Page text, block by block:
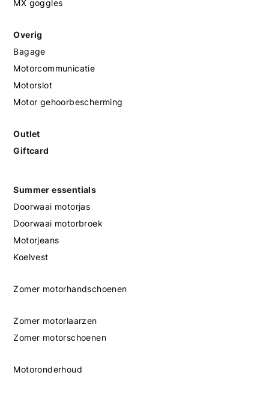
MX goggles
Overig
Bagage
Motorcommunicatie
Motorslot
Motor gehoorbescherming
Outlet
Giftcard
Summer essentials
Doorwaai motorjas
Doorwaai motorbroek
Motorjeans
Koelvest
Zomer motorhandschoenen
Zomer motorlaarzen
Zomer motorschoenen
Motoronderhoud